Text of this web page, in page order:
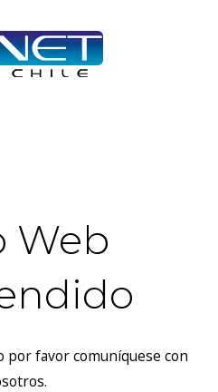
Web
por favor comuníquese con